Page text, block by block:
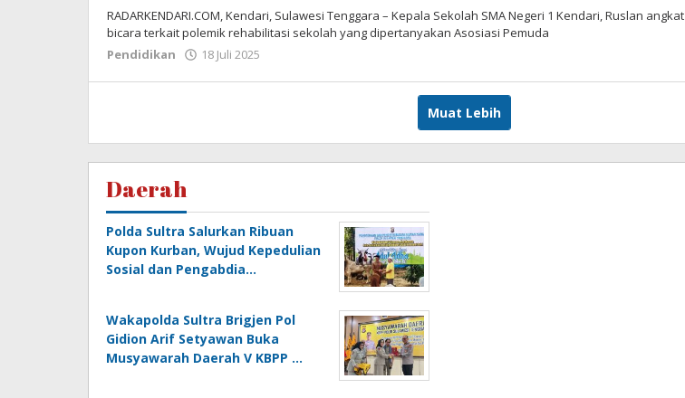
RADARKENDARI.COM, Kendari, Sulawesi Tenggara – Kepala Sekolah SMA Negeri 1 Kendari, Ruslan angkat
bicara terkait polemik rehabilitasi sekolah yang dipertanyakan Asosiasi Pemuda
Pendidikan
18 Juli 2025
Muat Lebih
Daerah
Polda Sultra Salurkan Ribuan
Kupon Kurban, Wujud Kepedulian
Sosial dan Pengabdia…
Wakapolda Sultra Brigjen Pol
Gidion Arif Setyawan Buka
Musyawarah Daerah V KBPP …